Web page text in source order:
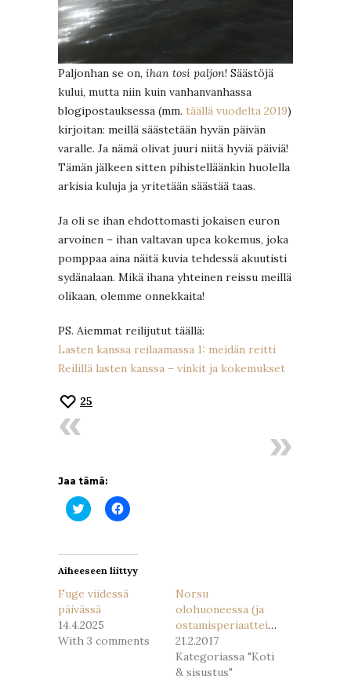
Paljonhan se on, ihan tosi paljon! Säästöjä
kului, mutta niin kuin vanhanvanhassa
blogipostauksessa (mm. täällä vuodelta 2019)
kirjoitan: meillä säästetään hyvän päivän
varalle. Ja nämä olivat juuri niitä hyviä päiviä!
Tämän jälkeen sitten pihistelläänkin huolella
arkisia kuluja ja yritetään säästää taas.
Ja oli se ihan ehdottomasti jokaisen euron
arvoinen – ihan valtavan upea kokemus, joka
pomppaa aina näitä kuvia tehdessä akuutisti
sydänalaan. Mikä ihana yhteinen reissu meillä
olikaan, olemme onnekkaita!
PS. Aiemmat reilijutut täällä:
Lasten kanssa reilaamassa 1: meidän reitti
Reilillä lasten kanssa – vinkit ja kokemukset
25
Jaa tämä:
Jaa
Twitterissä(Avautuu
Jaa
Facebookissa(Avautuu
Aiheeseen liittyy
Fuge viidessä
päivässä
14.4.2025
With 3 comments
Norsu
olohuoneessa (ja
ostamisperiaatteista)
21.2.2017
Kategoriassa "Koti
& sisustus"